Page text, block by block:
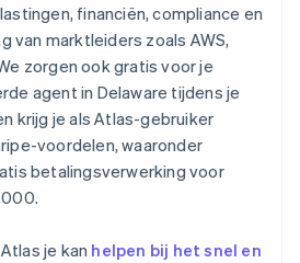
financiën, compliance en
van marktleiders zoals AWS,
zorgen ook gratis voor je
agent in Delaware tijdens je
krijg je als Atlas-gebruiker
voordelen, waaronder
betalingsverwerking voor
je kan helpen bij het snel en